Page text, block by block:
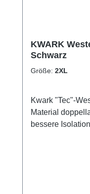
KWARK
Schwarz
Größe: 2XL
Kwark "Tec"-
Material
bessere